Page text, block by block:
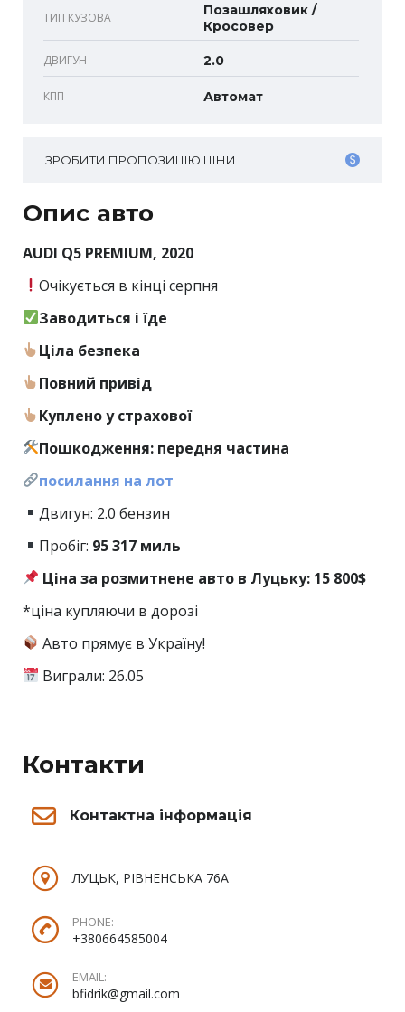
ТИП КУЗОВА
Позашляховик /
Кросовер
ДВИГУН 2.0
КПП Автомат
ЗРОБИТИ ПРОПОЗИЦІЮ ЦІНИ
Опис авто
AUDI Q5 PREMIUM, 2020
Очікується в кінці серпня
Заводиться і їде
Ціла безпека
Повний привід
Куплено у страхової
Пошкодження: передня частина
посилання на лот
Двигун: 2.0 бензин
Пробіг: 95317 миль
Ціна за розмитнене авто в Луцьку: 15 800$
*ціна купляючи в дорозі
Авто прямує в Україну!
Виграли: 26.05
Контакти
Контактна інформація
ЛУЦЬК, РІВНЕНСЬКА 76А
PHONE:
+380664585004
EMAIL:
bfidrik@gmail.com